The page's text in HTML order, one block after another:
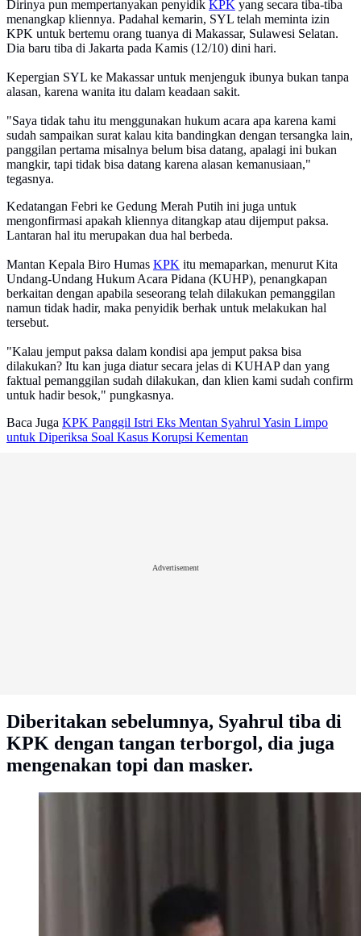
Dirinya pun mempertanyakan penyidik KPK yang secara tiba-tiba
menangkap kliennya. Padahal kemarin, SYL telah meminta izin
KPK untuk bertemu orang tuanya di Makassar, Sulawesi Selatan.
Dia baru tiba di Jakarta pada Kamis (12/10) dini hari.
Kepergian SYL ke Makassar untuk menjenguk ibunya bukan tanpa
alasan, karena wanita itu dalam keadaan sakit.
"Saya tidak tahu itu menggunakan hukum acara apa karena kami
sudah sampaikan surat kalau kita bandingkan dengan tersangka lain,
panggilan pertama misalnya belum bisa datang, apalagi ini bukan
mangkir, tapi tidak bisa datang karena alasan kemanusiaan,"
tegasnya.
Kedatangan Febri ke Gedung Merah Putih ini juga untuk
mengonfirmasi apakah kliennya ditangkap atau dijemput paksa.
Lantaran hal itu merupakan dua hal berbeda.
Mantan Kepala Biro Humas KPK itu memaparkan, menurut Kita
Undang-Undang Hukum Acara Pidana (KUHP), penangkapan
berkaitan dengan apabila seseorang telah dilakukan pemanggilan
namun tidak hadir, maka penyidik berhak untuk melakukan hal
tersebut.
"Kalau jemput paksa dalam kondisi apa jemput paksa bisa
dilakukan? Itu kan juga diatur secara jelas di KUHAP dan yang
faktual pemanggilan sudah dilakukan, dan klien kami sudah confirm
untuk hadir besok," pungkasnya.
Baca Juga KPK Panggil Istri Eks Mentan Syahrul Yasin Limpo
untuk Diperiksa Soal Kasus Korupsi Kementan
Advertisement
Diberitakan sebelumnya, Syahrul tiba di
KPK dengan tangan terborgol, dia juga
mengenakan topi dan masker.